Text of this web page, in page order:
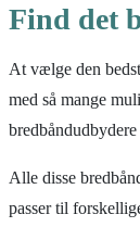
Find det
At vælge den
med så mange
Alle disse
passer til